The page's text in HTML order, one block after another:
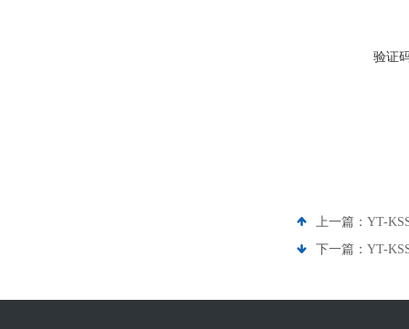
验证
上一篇： YT-
下一篇： YT-